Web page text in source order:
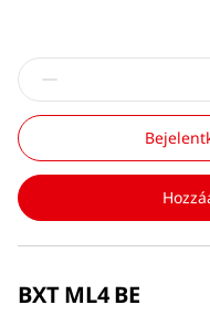
BXT ML4 BE